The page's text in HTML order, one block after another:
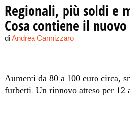
Regionali, più soldi e
Cosa contiene il
diAndrea Cannizzaro
Aumenti da 80 a 100 euro circa,
furbetti. Un rinnovo atteso per 12